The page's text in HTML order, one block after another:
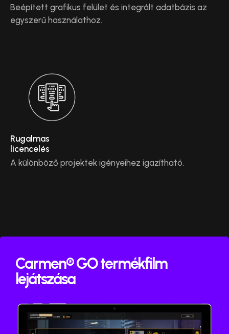
Beépített grafikus felület és integrált adatbázis az
egyszerű használathoz.
Rugalmas
licencelés
A különböző projektek igényeihez igazítható.
Carmen® GO termékfilm
lejátszása